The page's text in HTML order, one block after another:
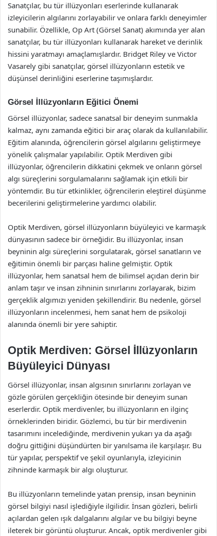
Sanatçılar, bu tür illüzyonları eserlerinde kullanarak
izleyicilerin algılarını zorlayabilir ve onlara farklı deneyimler
sunabilir. Özellikle, Op Art (Görsel Sanat) akımında yer alan
sanatçılar, bu tür illüzyonları kullanarak hareket ve derinlik
hissini yaratmayı amaçlamışlardır. Bridget Riley ve Victor
Vasarely gibi sanatçılar, görsel illüzyonların estetik ve
düşünsel derinliğini eserlerine taşımışlardır.
Görsel İllüzyonların Eğitici Önemi
Görsel illüzyonlar, sadece sanatsal bir deneyim sunmakla
kalmaz, aynı zamanda eğitici bir araç olarak da kullanılabilir.
Eğitim alanında, öğrencilerin görsel algılarını geliştirmeye
yönelik çalışmalar yapılabilir. Optik Merdiven gibi
illüzyonlar, öğrencilerin dikkatini çekmek ve onların görsel
algı süreçlerini sorgulamalarını sağlamak için etkili bir
yöntemdir. Bu tür etkinlikler, öğrencilerin eleştirel düşünme
becerilerini geliştirmelerine yardımcı olabilir.
Optik Merdiven, görsel illüzyonların büyüleyici ve karmaşık
dünyasının sadece bir örneğidir. Bu illüzyonlar, insan
beyninin algı süreçlerini sorgulatarak, görsel sanatların ve
eğitimin önemli bir parçası haline gelmiştir. Optik
illüzyonlar, hem sanatsal hem de bilimsel açıdan derin bir
anlam taşır ve insan zihninin sınırlarını zorlayarak, bizim
gerçeklik algımızı yeniden şekillendirir. Bu nedenle, görsel
illüzyonların incelenmesi, hem sanat hem de psikoloji
alanında önemli bir yere sahiptir.
Optik Merdiven: Görsel İllüzyonların
Büyüleyici Dünyası
Görsel illüzyonlar, insan algısının sınırlarını zorlayan ve
gözle görülen gerçekliğin ötesinde bir deneyim sunan
eserlerdir. Optik merdivenler, bu illüzyonların en ilginç
örneklerinden biridir. Gözlemci, bu tür bir merdivenin
tasarımını incelediğinde, merdivenin yukarı ya da aşağı
doğru gittiğini düşündürten bir yanılsama ile karşılaşır. Bu
tür yapılar, perspektif ve şekil oyunlarıyla, izleyicinin
zihninde karmaşık bir algı oluşturur.
Bu illüzyonların temelinde yatan prensip, insan beyninin
görsel bilgiyi nasıl işlediğiyle ilgilidir. İnsan gözleri, belirli
açılardan gelen ışık dalgalarını algılar ve bu bilgiyi beyne
ileterek bir görüntü oluşturur. Ancak, optik merdivenler gibi